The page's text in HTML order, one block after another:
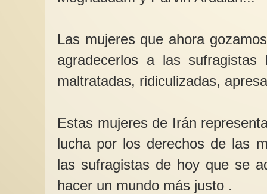
Las mujeres que ahora
agradecerlos a las sufragistas
maltratadas, ridiculizadas,
Estas mujeres de Irán
lucha por los derechos de las
las sufragistas de hoy que se
hacer un mundo más justo .